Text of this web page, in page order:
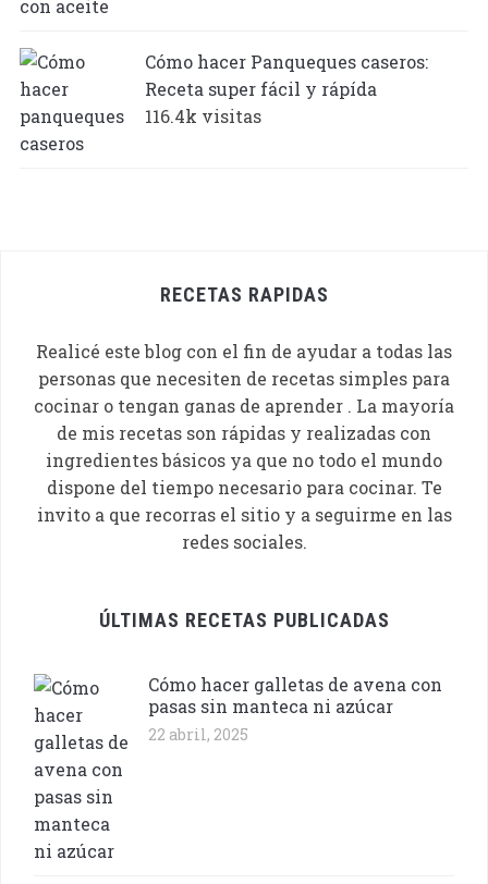
Cómo hacer Panqueques caseros:
Receta super fácil y rápída
116.4k visitas
RECETAS RAPIDAS
Realicé este blog con el fin de ayudar a todas las
personas que necesiten de recetas simples para
cocinar o tengan ganas de aprender . La mayoría
de mis recetas son rápidas y realizadas con
ingredientes básicos ya que no todo el mundo
dispone del tiempo necesario para cocinar. Te
invito a que recorras el sitio y a seguirme en las
redes sociales.
ÚLTIMAS RECETAS PUBLICADAS
Cómo hacer galletas de avena con
pasas sin manteca ni azúcar
22 abril, 2025